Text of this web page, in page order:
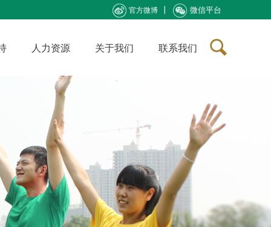
微信平台
官方微博
人力资源 关于我们 联系我们